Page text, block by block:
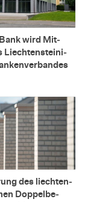
wird Mit­
Liech­ten­stei­ni­
des liech­ten­
Dop­pel­be­